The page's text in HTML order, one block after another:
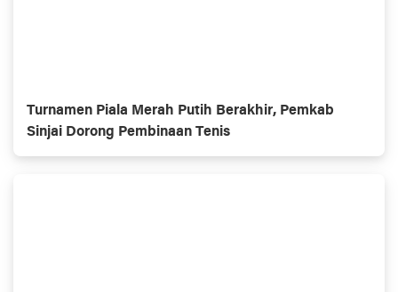
Turnamen Piala Merah Putih Berakhir, Pemkab
Sinjai Dorong Pembinaan Tenis